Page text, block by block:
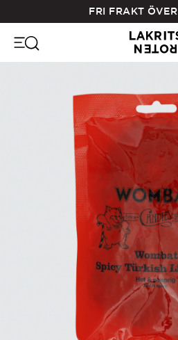
main
content
FRI FRAKT ÖVER